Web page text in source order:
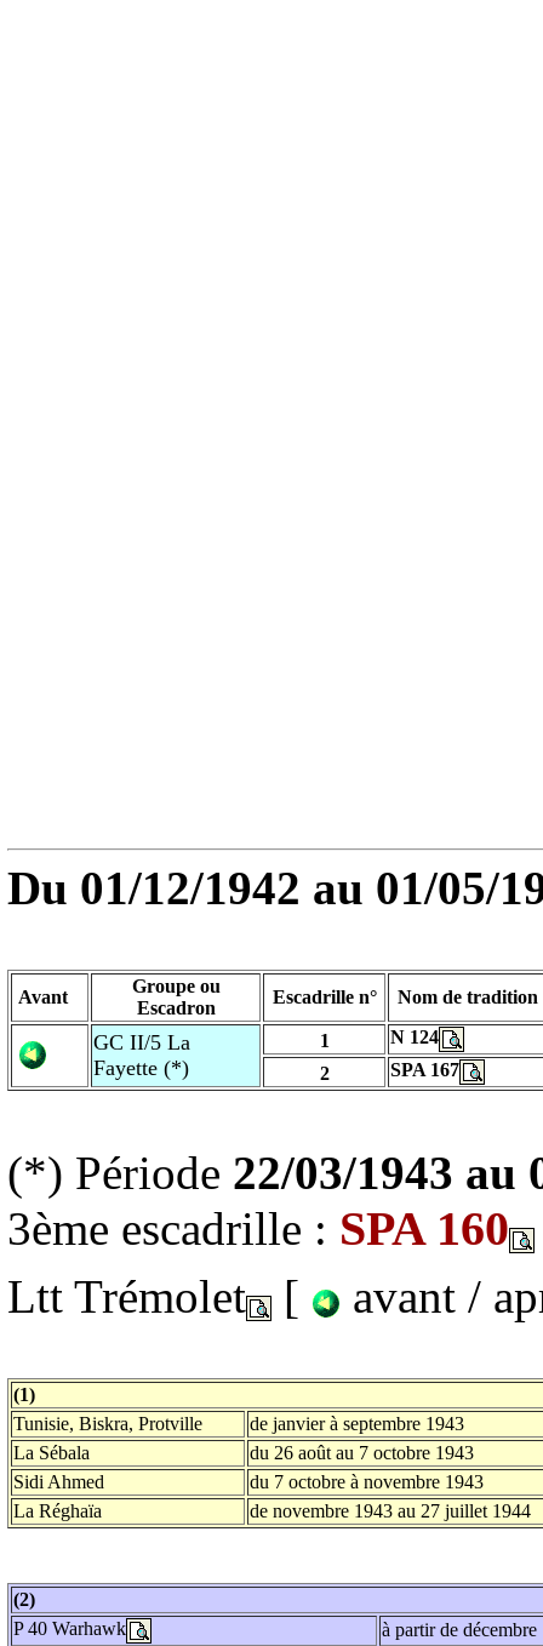
Du 01/12/1942 au 01/05/
Avant
Groupe ou
Escadron
Escadrille n° Nom de tradition
GC II/5 La
Fayette (*)
1
N 124
2
SPA 167
(*) Période 22/03/1943 au
3ème escadrille : SPA 160
Ltt Trémolet [ avant /
(1)
Tunisie, Biskra, Protville
de janvier à septembre 1943
La Sébala
du 26 août au 7 octobre 1943
Sidi Ahmed
du 7 octobre à novembre 1943
La Réghaïa
de novembre 1943 au 27 juillet 1944
(2)
P 40 Warhawk
à partir de décembre